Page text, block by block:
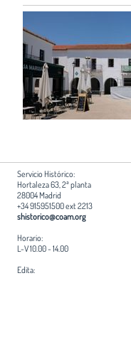
Servicio Histórico:
Hortaleza 63, 2ª planta
28004 Madrid
+34 915951500 ext 2213
shistorico@coam.org
Horario:
L-V 10.00 - 14.00
Edita: